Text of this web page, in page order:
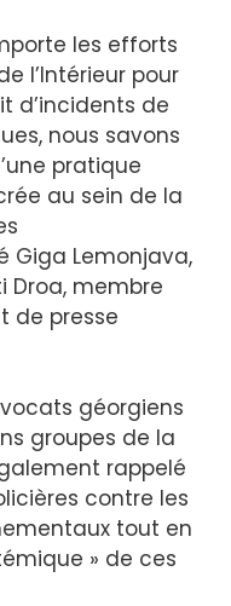
les efforts
l’Intérieur pour
d’incidents de
nous savons
pratique
au sein de la
Giga Lemonjava,
Droa, membre
de presse
géorgiens
groupes de la
rappelé
contre les
tout en
» de ces